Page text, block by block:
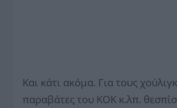
Και κάτι ακόμα. Για τους
παραβάτες του ΚΟΚ κ.λπ.